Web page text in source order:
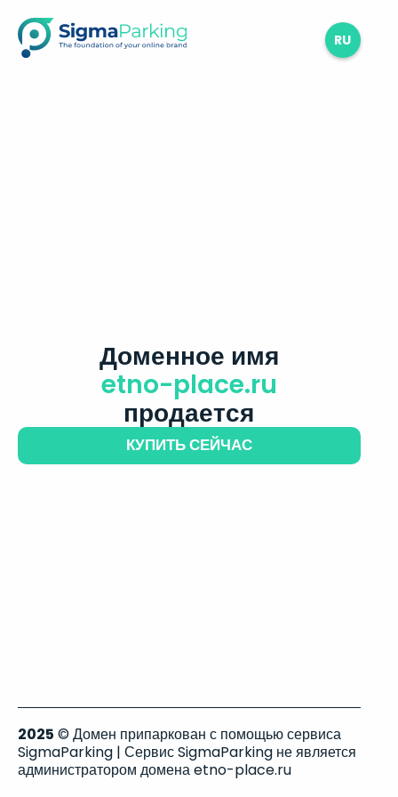
RU
Доменное имя
etno-place.ru
продается
КУПИТЬ СЕЙЧАС
2025 © Домен припаркован с помощью сервиса
SigmaParking | Сервис SigmaParking не является
администратором домена etno-place.ru